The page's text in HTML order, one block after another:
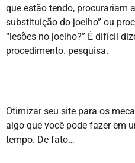
que estão tendo, procurariam
substituição do joelho” ou
“lesões no joelho?” É difícil
procedimento. pesquisa.
Otimizar seu site para os
algo que você pode fazer em
tempo. De fato…